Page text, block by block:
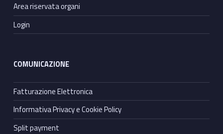
Area riservata organi
Login
COMUNICAZIONE
Fatturazione Elettronica
Informativa Privacy e Cookie Policy
Split payment